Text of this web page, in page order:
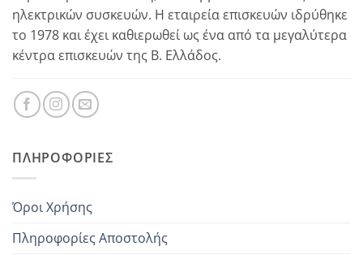
Tefal
Tefal GV8711C0/23A
Tefal GV8711C0/23B
Tefal GV8711E0/23A
Tefal
Tefal GV8715C0/23B
Tefal GV8715E0/23
ηλεκτρικών συσκευών. Η εταιρεία επισκευών ιδρύθηκε
το 1978 και έχει καθιερωθεί ως ένα από τα μεγαλύτερα
κέντρα επισκευών της Β. Ελλάδος.
ΠΛΗΡΟΦΟΡΊΕΣ
Όροι Χρήσης
Πληροφορίες Αποστολής